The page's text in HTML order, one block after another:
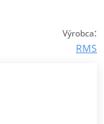
Výrobca:
RMS